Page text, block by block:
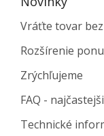
Vráťte tovar
Rozšírenie
Zrýchľujeme
FAQ -
Technické